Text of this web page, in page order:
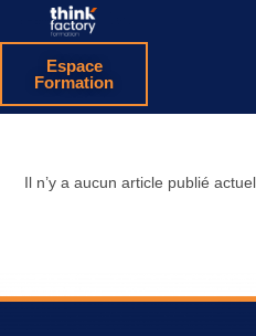
Espace
Formation
Il n’y a aucun article publié